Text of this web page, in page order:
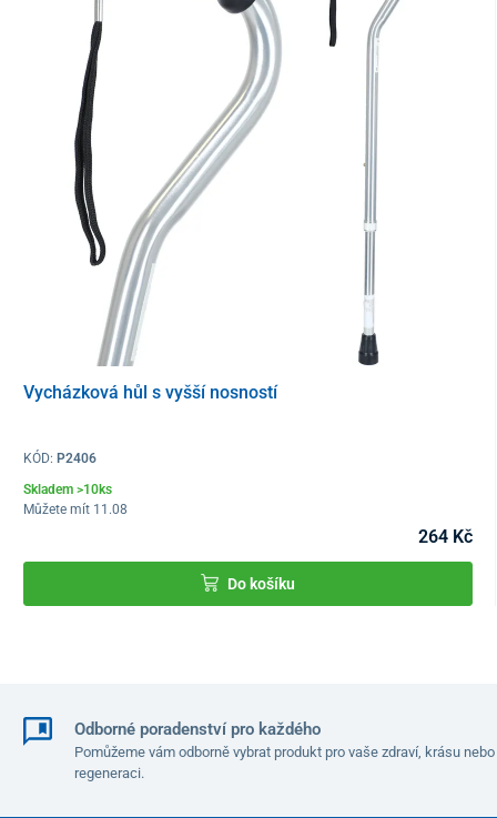
Výška sedadla je 50 cm a dá se
je vyrobená z pevné nerezavějící oceli
možné sklopit,
když se nepoužívá a
vyžaduje málo
ke skladování a přepravě.
Technické parametry
Výška 85 cm
Hmotnost
Nosnost 80 kg
Materiál nerezavějící ocel
Vycházková hůl s vyšší nosností
KÓD: P2406
Skladem >10ks
Můžete mít 11.08
264 Kč
Do košíku
Odborné poradenství pro každého
Pomůžeme vám odborně vybrat produkt pro vaše zdraví, krásu nebo
regeneraci.